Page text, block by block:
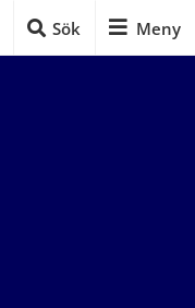
Sök Meny